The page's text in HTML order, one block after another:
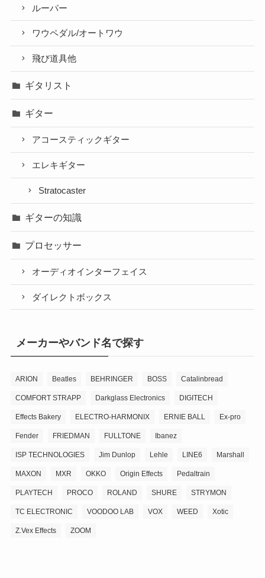
ルーパー
ワウペダル/オートワウ
飛び道具他
ギタリスト
ギター
アコースティックギター
エレキギター
Stratocaster
ギターの知識
プロセッサー
オーディオインターフェイス
ダイレクトボックス
メーカーやバンド名で探す
ARION Beatles BEHRINGER BOSS Catalinbread
COMFORT STRAPP Darkglass Electronics DIGITECH
Effects Bakery ELECTRO-HARMONIX ERNIE BALL Ex-pro
Fender FRIEDMAN FULLTONE Ibanez
ISP TECHNOLOGIES Jim Dunlop Lehle LINE6 Marshall
MAXON MXR OKKO Origin Effects Pedaltrain
PLAYTECH PROCO ROLAND SHURE STRYMON
TC ELECTRONIC VOODOO LAB VOX WEED Xotic
Z.Vex Effects ZOOM